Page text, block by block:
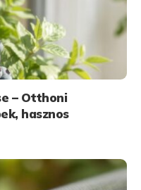
– Otthoni
hasznos